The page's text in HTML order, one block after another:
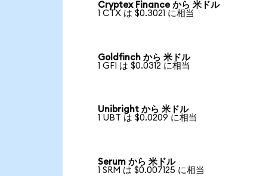
Cryptex Finance から 米ドル
1 CTX は $0.3021 に相当
Goldfinch から 米ドル
1 GFI は $0.0312 に相当
Unibright から 米ドル
1 UBT は $0.0209 に相当
Serum から 米ドル
1 SRM は $0.007125 に相当